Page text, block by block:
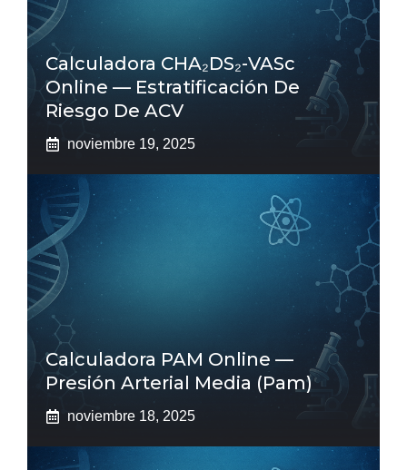
Calculadora CHA₂DS₂-VASc
Online — Estratificación De
Riesgo De ACV
noviembre 19, 2025
Calculadora PAM Online —
Presión Arterial Media (pam)
noviembre 18, 2025